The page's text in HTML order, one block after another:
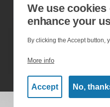
Folgen Sie uns
Basierend auf der
We use
enhance your
By clicking the Accept button,
More info
Accept No,